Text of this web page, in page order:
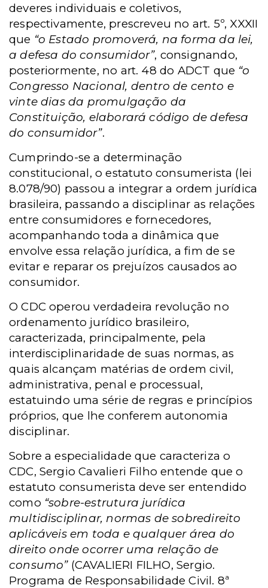
deveres individuais e coletivos,
respectivamente, prescreveu no art. 5º, XXXII
que “o Estado promoverá, na forma da lei,
a defesa do consumidor”, consignando,
posteriormente, no art. 48 do ADCT que “o
Congresso Nacional, dentro de cento e
vinte dias da promulgação da
Constituição, elaborará código de defesa
do consumidor”.
Cumprindo-se a determinação
constitucional, o estatuto consumerista (lei
8.078/90) passou a integrar a ordem jurídica
brasileira, passando a disciplinar as relações
entre consumidores e fornecedores,
acompanhando toda a dinâmica que
envolve essa relação jurídica, a fim de se
evitar e reparar os prejuízos causados ao
consumidor.
O CDC operou verdadeira revolução no
ordenamento jurídico brasileiro,
caracterizada, principalmente, pela
interdisciplinaridade de suas normas, as
quais alcançam matérias de ordem civil,
administrativa, penal e processual,
estatuindo uma série de regras e princípios
próprios, que lhe conferem autonomia
disciplinar.
Sobre a especialidade que caracteriza o
CDC, Sergio Cavalieri Filho entende que o
estatuto consumerista deve ser entendido
como “sobre-estrutura jurídica
multidisciplinar, normas de sobredireito
aplicáveis em toda e qualquer área do
direito onde ocorrer uma relação de
consumo”(CAVALIERI FILHO, Sergio.
Programa de Responsabilidade Civil. 8ª